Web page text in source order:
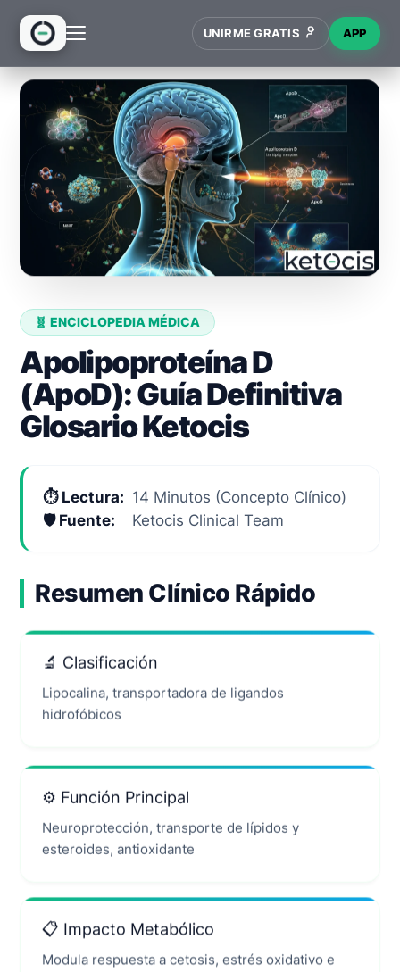
INICIO
RECETAS
HUB
WIKI
NUEVO
UNIRME GRATIS APP
🧬 ENCICLOPEDIA MÉDICA
Apolipoproteína D
(ApoD): Guía Definitiva
Glosario Ketocis
⏱️ Lectura: 14 Minutos (Concepto Clínico)
🛡️ Fuente:
Ketocis Clinical Team
Resumen Clínico Rápido
🔬 Clasificación
Lipocalina, transportadora de ligandos
hidrofóbicos
⚙️ Función Principal
Neuroprotección, transporte de lípidos y
esteroides, antioxidante
📋 Impacto Metabólico
Modula respuesta a cetosis, estrés oxidativo e